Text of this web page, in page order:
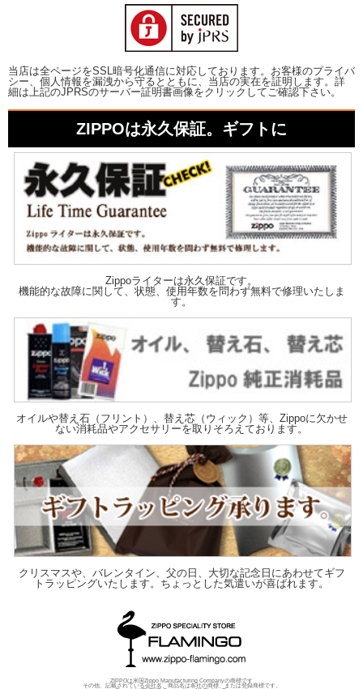
当店は全ページをSSL暗号化通信に対応しております。お客様のプライバ
シー、個人情報を漏洩から守るとともに、当店の実在を証明します。詳
細は上記のJPRSのサーバー証明書画像をクリックしてご確認下さい。
ZIPPOは永久保証。ギフトに
Zippoライターは永久保証です。
機能的な故障に関して、状態、使用年数を問わず無料で修理いたしま
す。
オイルや替え石（フリント）、替え芯（ウィック）等、Zippoに欠かせ
ない消耗品やアクセサリーを取りそろえております。
クリスマスや、バレンタイン、父の日、大切な記念日にあわせてギフ
トラッピングいたします。ちょっとした気遣いが喜ばれます。
ZIPPOは米国Zippo Manufacturing Companyの商標です
その他、記載されている会社名、商品名は各社の商標、または登録商標です。